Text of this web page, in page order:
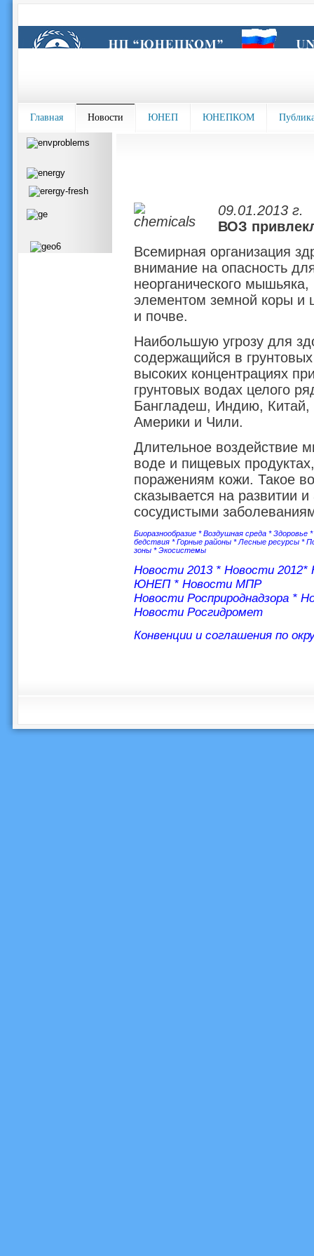
Главная Новости ЮНЕП ЮНЕПКОМ
09.01.2013 г.
ВОЗ
Всемирная организация
внимание на опасность
неорганического
элементом земной коры и
и почве.
Наибольшую угрозу для
содержащийся в
высоких концентрациях
грунтовых водах целого
Бангладеш, Индию,
Америки и Чили.
Длительное воздействие
воде и пищевых
поражениям кожи. Такое
сказывается на развитии
сосудистыми
Биоразнообразие *Воздушная среда *Здоровье *
бедствия *Горные районы *Лесные ресурсы *
зоны *Экосистемы
Новости 2013* Новости 2012*
ЮНЕП* Новости МПР
Новости Росприроднадзора*
Новости Росгидромет
Конвенции и соглашения по